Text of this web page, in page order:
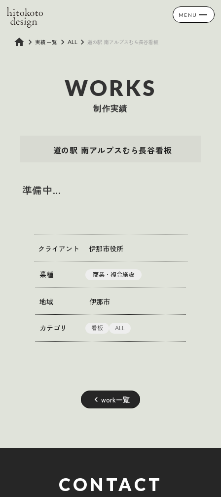
home keyboard_arrow_right 実績一覧 keyboard_arrow_right ALLkeyboard_arrow_right 道の駅 南アルプスむら長谷看板
WORKS
制作実績
道の駅 南アルプスむら長谷看板
準備中...
クライアント 伊那市役所
業種 商業・複合施設
地域 伊那市
カテゴリ 看板 ALL
keyboard_arrow_left work一覧
CONTACT
MENU